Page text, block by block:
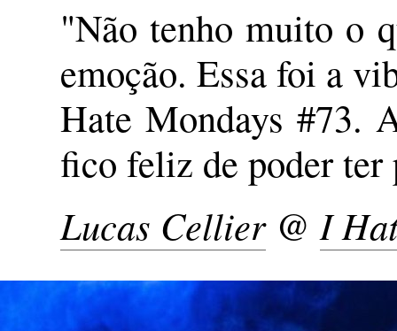
"Não tenho muito o
emoção. Essa foi a
Hate Mondays #73.
fico feliz de poder
Lucas Cellier@I